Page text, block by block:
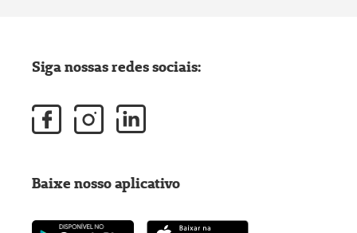
Siga nossas redes sociais:
Baixe nosso aplicativo